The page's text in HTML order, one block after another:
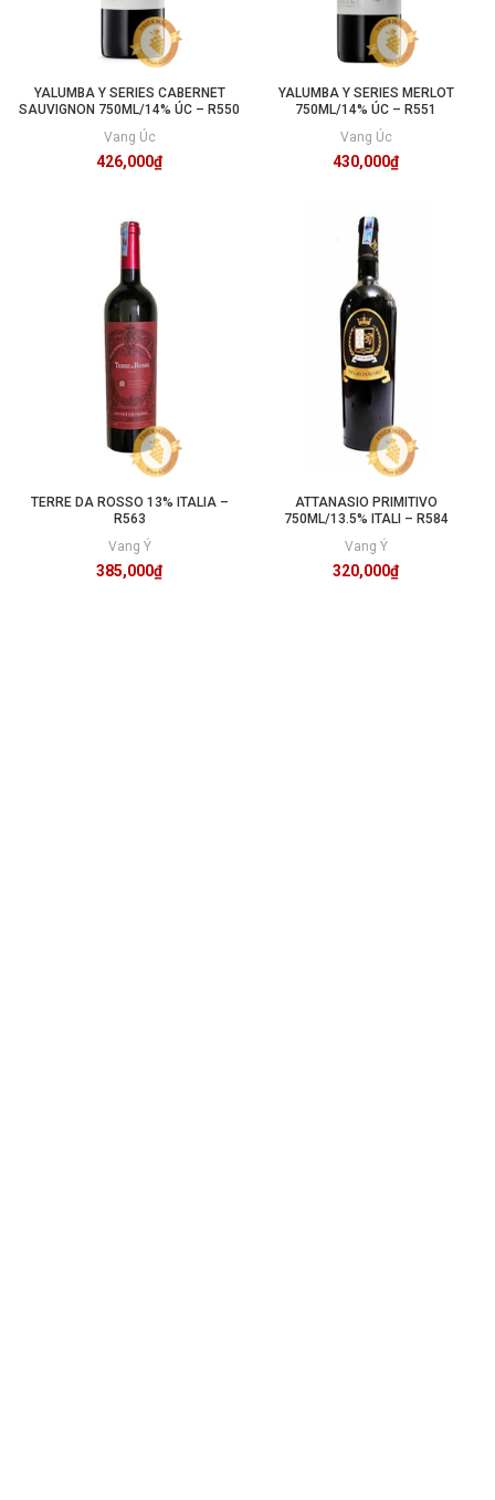
YALUMBA Y SERIES CABERNET
SAUVIGNON 750ML/14% ÚC – R550
Vang Úc
426,000₫
YALUMBA Y SERIES MERLOT
750ML/14% ÚC – R551
Vang Úc
430,000₫
TERRE DA ROSSO 13% ITALIA –
R563
Vang Ý
385,000₫
ATTANASIO PRIMITIVO
750ML/13.5% ITALI – R584
Vang Ý
320,000₫